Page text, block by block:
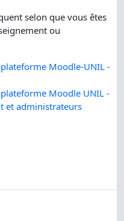
selon que vous êtes
ou
Moodle-UNIL -
Moodle UNIL -
et administrateurs